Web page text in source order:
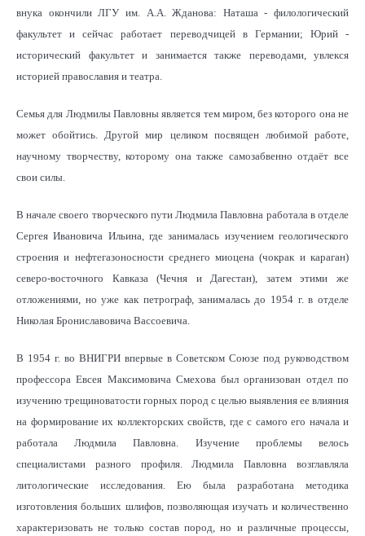
внука окончили ЛГУ им. А.А. Жданова: Наташа - филологический
факультет и сейчас работает переводчицей в Германии; Юрий -
исторический факультет и занимается также переводами, увлекся
историей православия и театра.
Семья для Людмилы Павловны является тем миром, без которого она не
может обойтись. Другой мир целиком посвящен любимой работе,
научному творчеству, которому она также самозабвенно отдаёт все
свои силы.
В начале своего творческого пути Людмила Павловна работала в отделе
Сергея Ивановича Ильина, где занималась изучением геологического
строения и нефтегазоносности среднего миоцена (чокрак и караган)
северо-восточного Кавказа (Чечня и Дагестан), затем этими же
отложениями, но уже как петрограф, занималась до 1954 г. в отделе
Николая Брониславовича Вассоевича.
В 1954 г. во ВНИГРИ впервые в Советском Союзе под руководством
профессора Евсея Максимовича Смехова был организован отдел по
изучению трещиноватости горных пород с целью выявления ее влияния
на формирование их коллекторских свойств, где с самого его начала и
работала Людмила Павловна. Изучение проблемы велось
специалистами разного профиля. Людмила Павловна возглавляла
литологические исследования. Ею была разработана методика
изготовления больших шлифов, позволяющая изучать и количественно
характеризовать не только состав пород, но и различные процессы,